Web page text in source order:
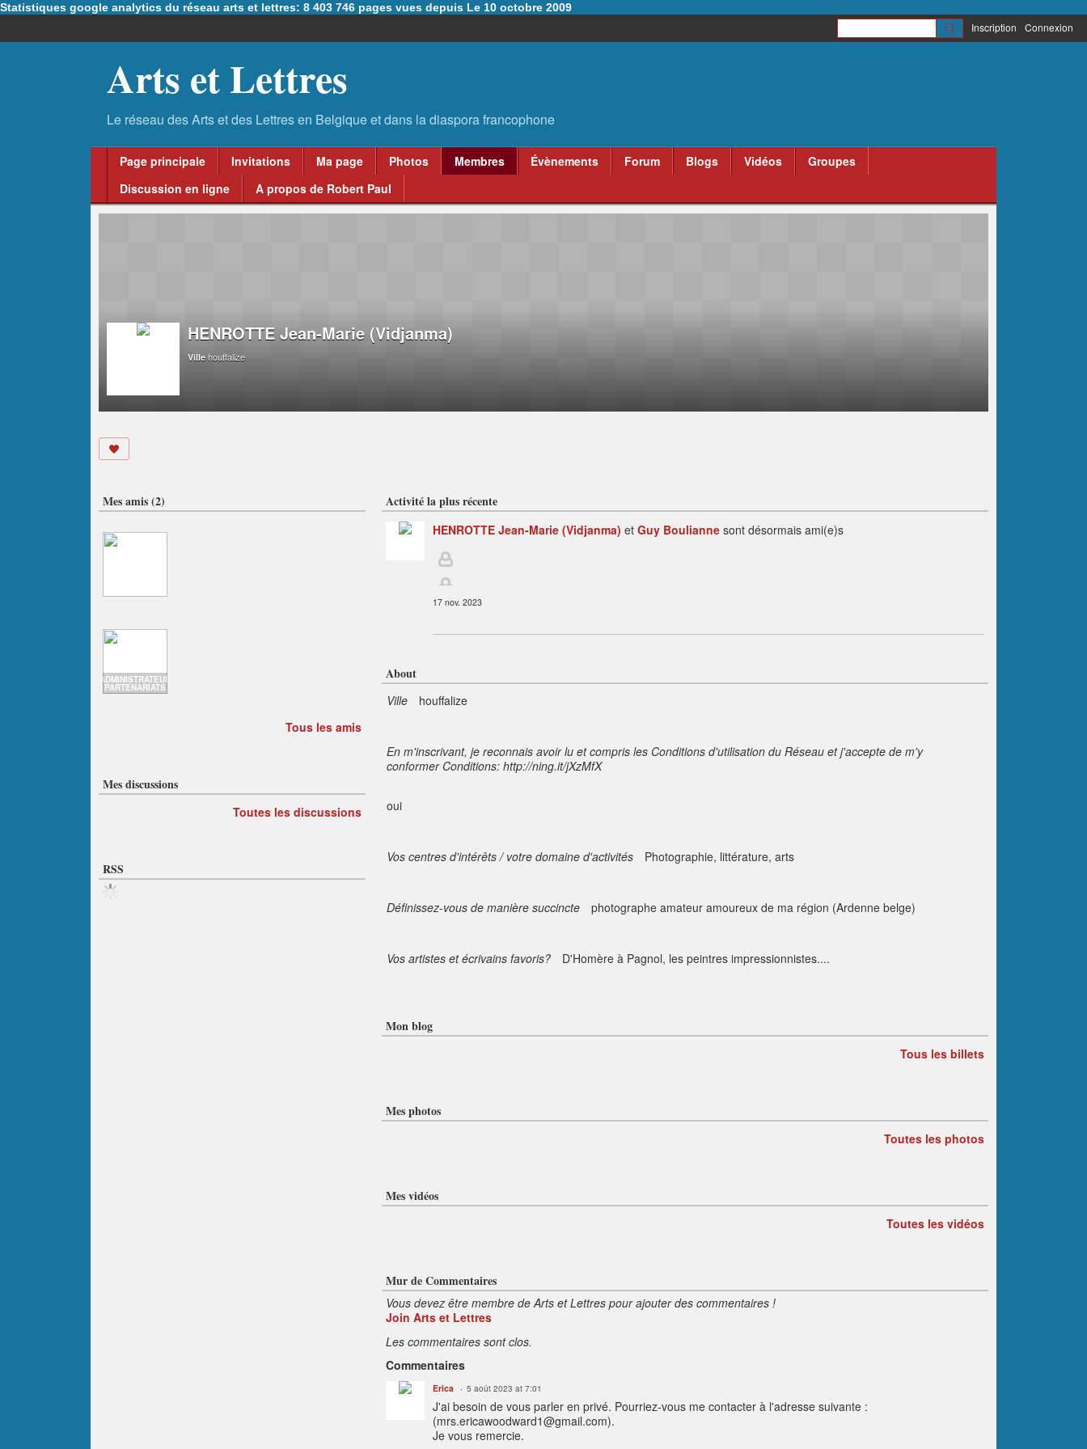
Statistiques google analytics du réseau arts et lettres: 8 403 746 pages vues depuis Le 10 octobre 2009
Inscription Connexion
Arts et Lettres
Page principale Invitations Ma page Photos Membres Évènements Forum Blogs Vidéos
Groupes
Discussion en ligne
A propos de Robert Paul
HENROTTE Jean-Marie (Vidjanma)
Ville houffalize
Activité la plus récente
HENROTTE Jean-Marie (Vidjanma) et Guy Boulianne sont désormais ami(e)s
17 nov. 2023
About
Ville houffalize
En m'inscrivant, je reconnais avoir lu et compris les Conditions d'utilisation du Réseau et j'accepte de m'y
conformer Conditions: http://ning.it/jXzMfX
oui
Vos centres d'intérêts / votre domaine d'activités Photographie, littérature, arts
Définissez-vous de manière succincte photographe amateur amoureux de ma région (Ardenne belge)
Vos artistes et écrivains favoris? D'Homère à Pagnol, les peintres impressionnistes....
Mon blog
Tous les billets
Mes photos
Toutes les photos
Mes vidéos
Toutes les vidéos
Mur de Commentaires
Vous devez être membre de Arts et Lettres pour ajouter des commentaires !
Join Arts et Lettres
Les commentaires sont clos.
Commentaires
Erica 5 août 2023 at 7:01
J'ai besoin de vous parler en privé. Pourriez-vous me contacter à l'adresse suivante :
(mrs.ericawoodward1@gmail.com).
Je vous remercie.
Mes amis (2)
ADMINISTRATEUR
PARTENARIATS
Tous les amis
Mes discussions
Toutes les discussions
RSS